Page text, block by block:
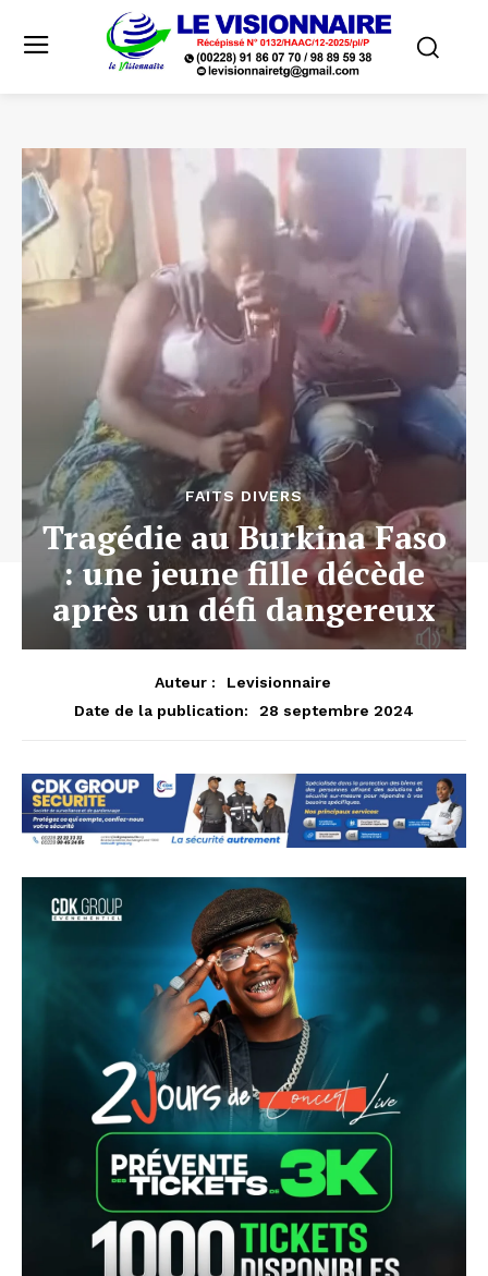
FAITS DIVERS
Tragédie au Burkina Faso
: une jeune fille décède
après un défi dangereux
Auteur :
Levisionnaire
Date de la publication:
28 septembre 2024